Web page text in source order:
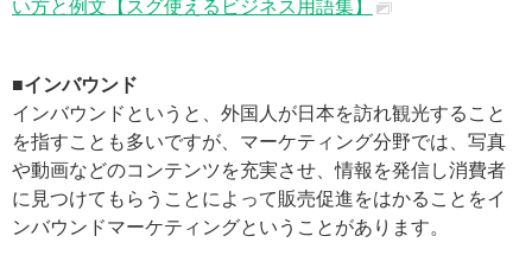
い方と例文【スグ使えるビジネス用語集】
■インバウンド
インバウンドというと、外国人が日本を訪れ観光すること
を指すことも多いですが、マーケティング分野では、写真
や動画などのコンテンツを充実させ、情報を発信し消費者
に見つけてもらうことによって販売促進をはかることをイ
ンバウンドマーケティングということがあります。